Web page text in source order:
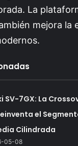
La
mejora
SV-7GX: La
el
Cilindrada
05-08